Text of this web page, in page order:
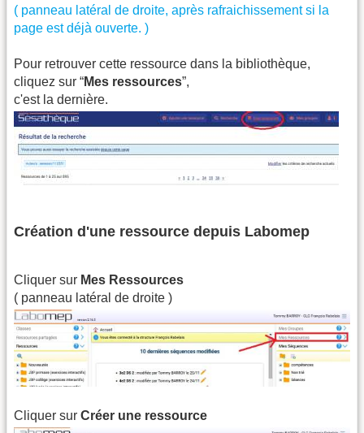
( panneau latéral de droite, après rafraichissement si la
page est déjà ouverte. )
Pour retrouver cette ressource dans la bibliothèque,
cliquez sur “Mes ressources”,
c'est la dernière.
Création d'une ressource depuis Labomep
Cliquer sur Mes Ressources
( panneau latéral de droite )
Cliquer sur Créer une ressource